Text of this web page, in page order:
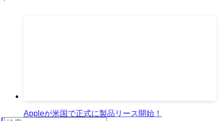
Appleが米国で正式に製品リース開始！